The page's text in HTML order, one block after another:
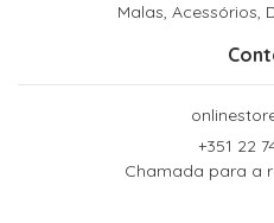
Malas, Acessórios,
+351 22
Chamada para a